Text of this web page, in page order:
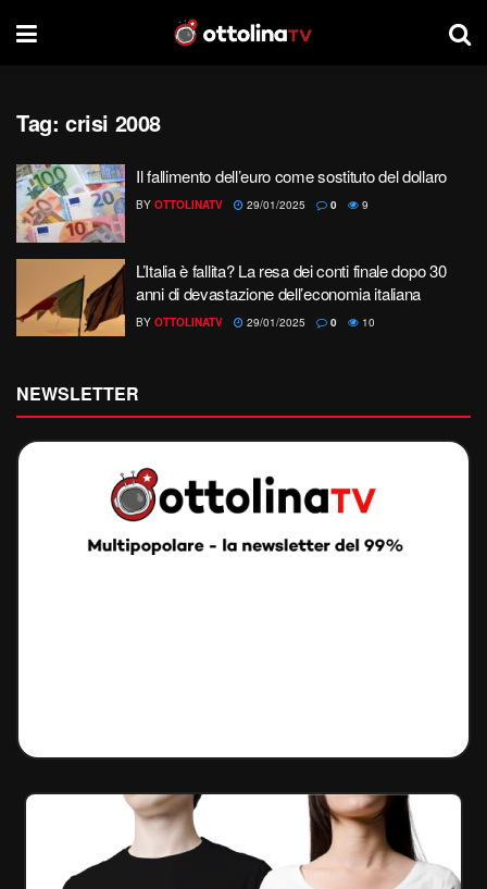
Tag: crisi 2008
Il fallimento dell’euro come sostituto del dollaro
BY OTTOLINATV 29/01/2025 0 9
L’Italia è fallita? La resa dei conti finale dopo 30
anni di devastazione dell’economia italiana
BY OTTOLINATV 29/01/2025 0 10
NEWSLETTER